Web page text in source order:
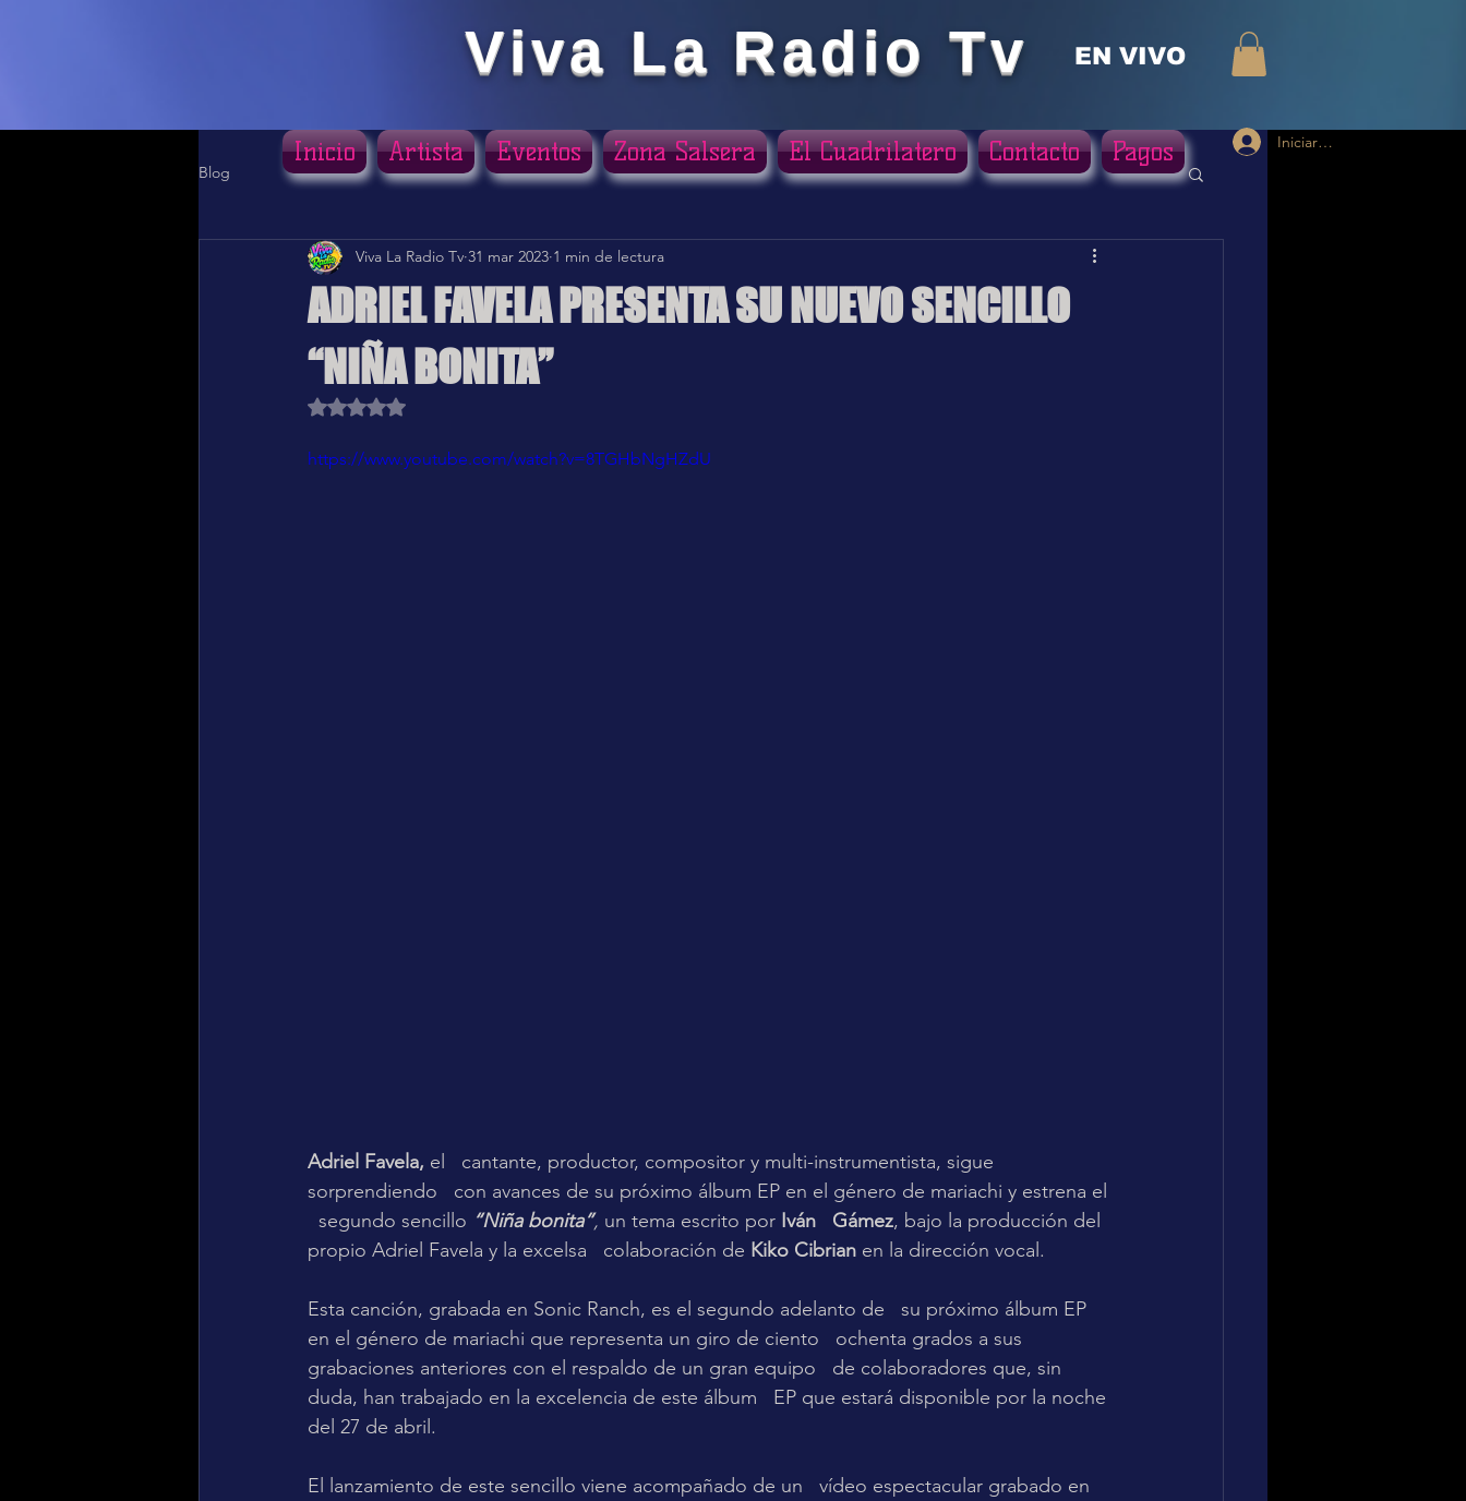
Viva La Radio Tv EN VIVO
Iniciar sesión
Blog
ADRIEL FAVELA PRESENTA SU NUEVO SENCILLO
“NIÑA BONITA”
Viva La Radio Tv 31 mar 2023 1 min de lectura
Obtuvo NaN de 5 estrellas.
https://www.youtube.com/watch?v=8TGHbNgHZdU
Adriel Favela, el   cantante, productor, compositor y multi-instrumentista, sigue
sorprendiendo   con avances de su próximo álbum EP en el género de mariachi y estrena el
  segundo sencillo
“Niña bonita”, un tema escrito por Iván   Gámez, bajo la producción del
propio Adriel Favela y la excelsa   colaboración de Kiko Cibrian en la dirección vocal.
Esta canción, grabada en Sonic Ranch, es el segundo adelanto de   su próximo álbum EP
en el género de mariachi que representa un giro de ciento   ochenta grados a sus
grabaciones anteriores con el respaldo de un gran equipo   de colaboradores que, sin
duda, han trabajado en la excelencia de este álbum   EP que estará disponible por la noche
del 27 de abril.
El lanzamiento de este sencillo viene acompañado de un   vídeo espectacular grabado en
Inicio Artista Eventos Zona Salsera El Cuadrilatero Contacto Pagos